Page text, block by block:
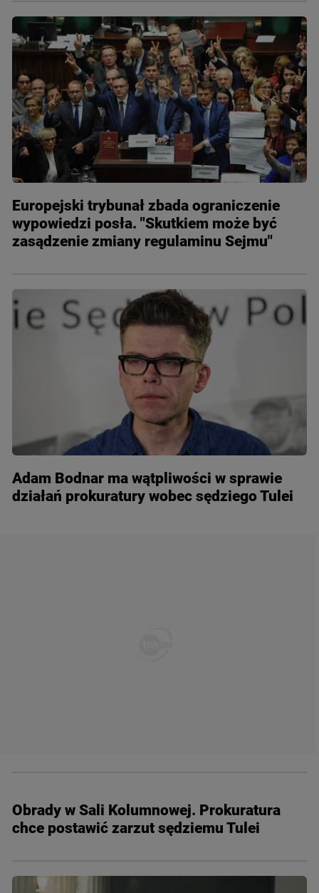
Europejski trybunał zbada ograniczenie
wypowiedzi posła. "Skutkiem może być
zasądzenie zmiany regulaminu Sejmu"
Adam Bodnar ma wątpliwości w sprawie
działań prokuratury wobec sędziego Tulei
Obrady w Sali Kolumnowej. Prokuratura
chce postawić zarzut sędziemu Tulei